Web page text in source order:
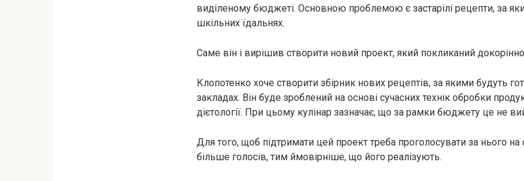
виділеному бюджеті. Основною проблемою є застарілі рецепти, за
шкільних їдальнях.
Саме він і вирішив створити новий проект, який покликаний
Клопотенко хоче створити збірник нових рецептів, за якими будуть
закладах. Він буде зроблений на основі сучасних технік обробки
дієтології. При цьому кулінар зазначає, що за рамки бюджету це не
Для того, щоб підтримати цей проект треба проголосувати за нього на
більше голосів, тим ймовірніше, що його реалізують.